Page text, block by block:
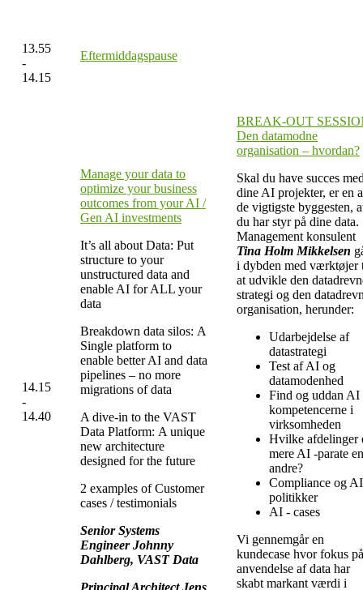
13.55
-
14.15
Eftermiddagspause
14.15
-
14.40
Manage your data to
optimize your business
outcomes from your AI /
Gen AI investments
It’s all about Data: Put
structure to your
unstructured data and
enable AI for ALL your
data
Breakdown data silos: A
Single platform to
enable better AI and data
pipelines – no more
migrations of data
A dive-in to the VAST
Data Platform: A unique
new architecture
designed for the future
2 examples of Customer
cases / testimonials
Senior Systems
Engineer Johnny
Dahlberg, VAST Data
BREAK-OUT
Den datamodne
organisation – hvordan?
Skal du have succes
dine AI projekter, er en
de vigtigste byggesten,
du har styr på dine data.
Management konsulent
Tina Holm Mikkelsen
i dybden med værktøjer
at udvikle den
strategi og den
organisation, herunder:
Udarbejdelse af
datastrategi
Test af AI og
datamodenhed
Find og uddan AI
kompetencerne i
virksomheden
Hvilke afdelinger
mere AI -parate
andre?
Compliance og
politikker
AI - cases
Vi gennemgår en
kundecase hvor fokus på
anvendelse af data har
skabt markant værdi i